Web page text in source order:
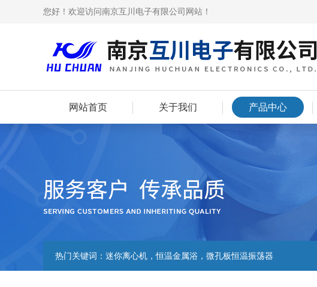
您好！欢迎访问南京互川电子有限公司网站！
网站首页 关于我们 产品中心
热门关键词： 迷你离心机，恒温金属浴，微孔板恒温振荡器